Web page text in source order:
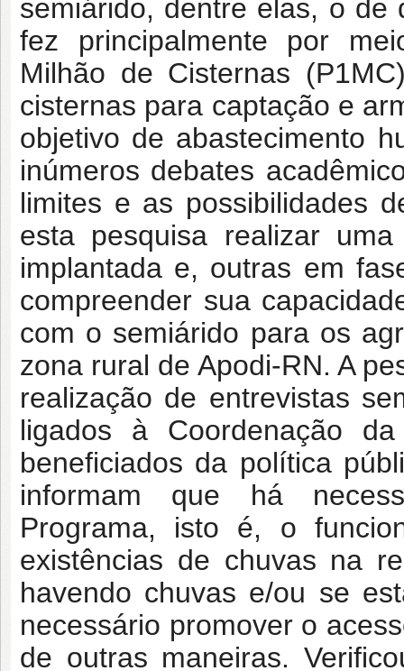
semiárido, dentre elas, o de
fez principalmente por
Milhão de Cisternas
cisternas para captação e
objetivo de abastecimento
inúmeros debates
limites e as possibilidades
esta pesquisa realizar
implantada e, outras em
compreender sua
com o semiárido para os
zona rural de Apodi-RN. A
realização de entrevistas
ligados à Coordenação
beneficiados da política
informam que há
Programa, isto é, o
existências de chuvas na
havendo chuvas e/ou se
necessário promover o
de outras maneiras.